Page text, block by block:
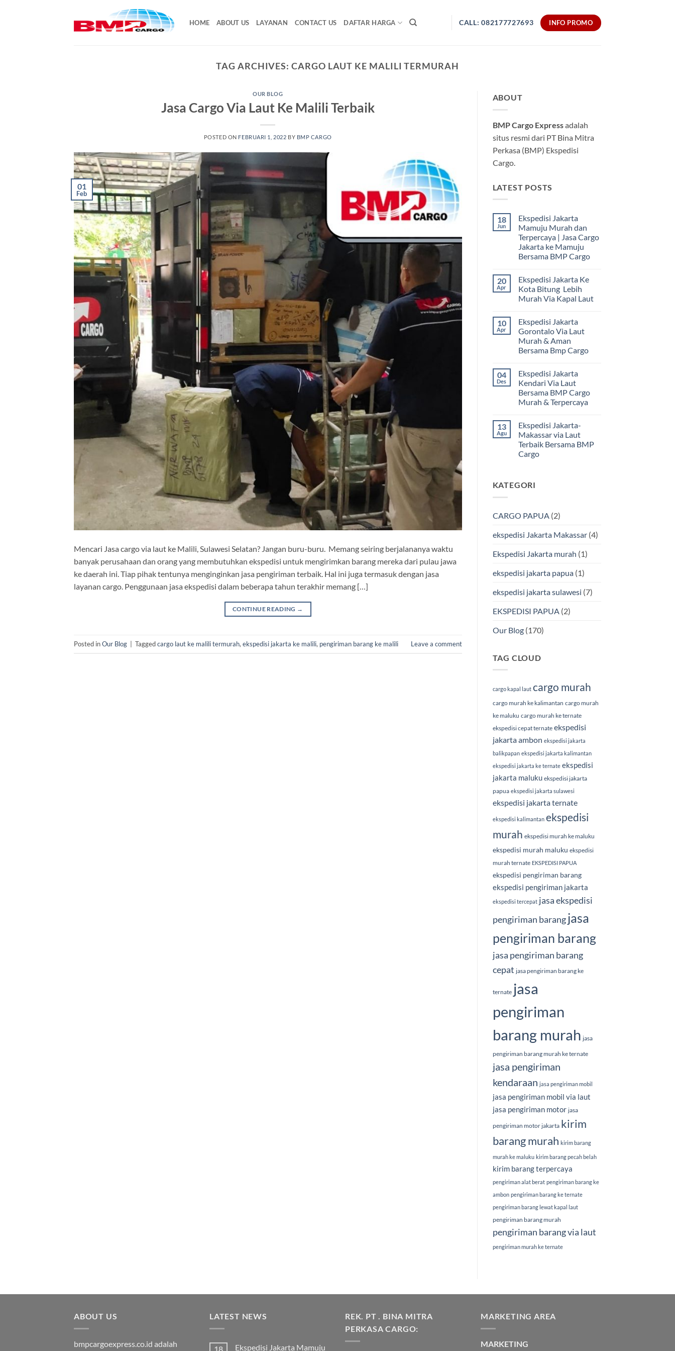
HOME ABOUT US LAYANAN CONTACT US DAFTAR HARGA CALL: 082177727693 INFO PROMO
TAG ARCHIVES:CARGO LAUT KE MALILI TERMURAH
OUR BLOG
Jasa Cargo Via Laut Ke Malili Terbaik
POSTED ON FEBRUARI 1, 2022 BY BMP CARGO
01
Feb
Mencari Jasa cargo via laut ke Malili, Sulawesi Selatan? Jangan buru-buru. Memang seiring berjalananya waktu
banyak perusahaan dan orang yang membutuhkan ekspedisi untuk mengirimkan barang mereka dari pulau jawa
ke daerah ini. Tiap pihak tentunya menginginkan jasa pengiriman terbaik. Hal ini juga termasuk dengan jasa
layanan cargo. Penggunaan jasa ekspedisi dalam beberapa tahun terakhir memang […]
CONTINUE READING →
Posted inOur Blog Taggedcargo laut ke malili termurah, ekspedisi jakarta ke malili, pengiriman barang ke malili Leave a comment
ABOUT
BMP Cargo Expressadalah
situs resmi dari PT Bina Mitra
Perkasa (BMP) Ekspedisi
Cargo.
LATEST POSTS
18
Jun
Ekspedisi Jakarta
Mamuju Murah dan
Terpercaya | Jasa Cargo
Jakarta ke Mamuju
Bersama BMP Cargo
komentar
pada
Ekspedisi
Jakarta
dan
Terpercaya
|
Jasa
Cargo
Jakarta
Bersama
BMP
Cargo
20
Apr
Ekspedisi Jakarta Ke
Kota Bitung Lebih
Murah Via Kapal Laut
komentar
pada
Ekspedisi
Jakarta
Ke
Kota
Murah
Via
Kapal
Laut
10
Apr
Ekspedisi Jakarta
Gorontalo Via Laut
Murah & Aman
Bersama Bmp Cargo
komentar
pada
Ekspedisi
Jakarta
Gorontalo
Via
&
Aman
Bersama
Bmp
Cargo
04
Des
Ekspedisi Jakarta
Kendari Via Laut
Bersama BMP Cargo
Murah & Terpercaya
komentar
pada
Ekspedisi
Jakarta
Kendari
Via
Cargo
13
Agu
Ekspedisi Jakarta-
Makassar via Laut
Terbaik Bersama BMP
Cargo
pada
Ekspedisi
Laut
BMP
KATEGORI
CARGO PAPUA(2)
ekspedisi Jakarta Makassar(4)
Ekspedisi Jakarta murah (1)
ekspedisi jakarta papua(1)
ekspedisi jakarta sulawesi (7)
EKSPEDISI PAPUA(2)
Our Blog(170)
TAG CLOUD
cargo kapal laut cargo murah
cargo murah ke kalimantan cargo murah
ke maluku cargo murah ke ternate
ekspedisi cepat ternate ekspedisi
jakarta ambon ekspedisi jakarta
balikpapan ekspedisi jakarta kalimantan
ekspedisi jakarta ke ternate ekspedisi
jakarta maluku ekspedisi jakarta
papua ekspedisi jakarta sulawesi
ekspedisi jakarta ternate
ekspedisi kalimantan ekspedisi
murah ekspedisi murah ke maluku
ekspedisi murah maluku ekspedisi
murah ternate EKSPEDISI PAPUA
ekspedisi pengiriman barang
ekspedisi pengiriman jakarta
ekspedisi tercepat jasa ekspedisi
pengiriman barang jasa
pengiriman barang
jasa pengiriman barang
cepat jasa pengiriman barang ke
ternate jasa
pengiriman
barang murah jasa
pengiriman barang murah ke ternate
jasa pengiriman
kendaraan jasa pengiriman mobil
jasa pengiriman mobil via laut
jasa pengiriman motor jasa
pengiriman motor jakarta kirim
barang murah kirim barang
murah ke maluku kirim barang pecah belah
kirim barang terpercaya
pengiriman alat berat pengiriman barang ke
ambon pengiriman barang ke ternate
pengiriman barang lewat kapal laut
pengiriman barang murah
pengiriman barang via laut
pengiriman murah ke ternate
ABOUT US
bmpcargoexpress.co.id adalah
LATEST NEWS
18 Ekspedisi Jakarta Mamuju
REK. PT . BINA MITRA
PERKASA CARGO:
MARKETING AREA
MARKETING